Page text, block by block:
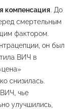
компенсация. До
смертельным
фактором.
он был
ВИЧ в
снизилась.
чье
улучшились,